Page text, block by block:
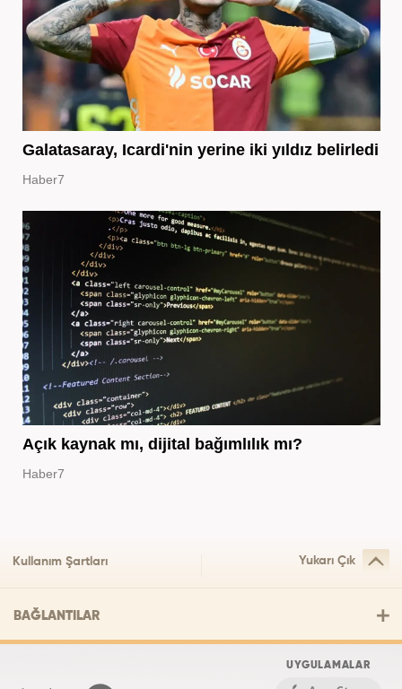
Galatasaray, Icardi'nin yerine iki yıldız belirledi
Haber7
Açık kaynak mı, dijital bağımlılık mı?
Haber7
Kullanım Şartları Yukarı Çık
BAĞLANTILAR
UYGULAMALAR